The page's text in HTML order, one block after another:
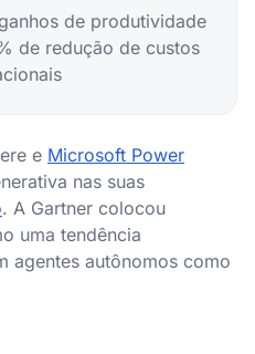
de produtividade
de redução de custos
e Microsoft Power
nas suas
. A Gartner colocou
uma tendência
agentes autônomos como